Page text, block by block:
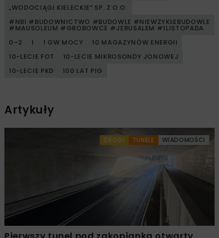
„WODOCIĄGI KIELECKIE” SP. Z O.O.
#NBI #BUDOWNICTWO #BUDOWLE #NIEWZYKŁEBUDOWLE
#MAUSOLEUM #GROBOWCE #JERUSALEM #1LISTOPADA
0–2
1 1 GW MOCY
10 MAGAZYNÓW ENERGII
10-LECIE FOT
10-LECIE MIKROSONDY JONOWEJ
10-LECIE PKD
100 LAT PIG
Artykuły
DROGI TUNELE WIADOMOŚCI